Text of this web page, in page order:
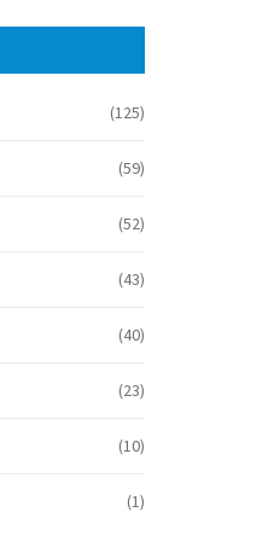
(125)
(59)
(52)
(43)
(40)
(23)
(10)
(1)